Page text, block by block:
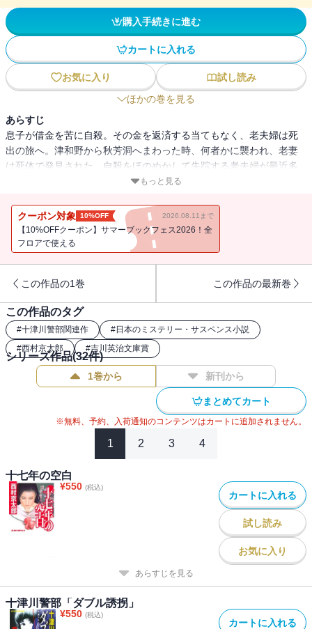
購入手続きに進む
カートに入れる
お気に入り
試し読み
ほかの巻を見る
あらすじ
息子が借金を苦に自殺。その金を返済する当てもなく、老夫婦は死
出の旅へ。津和野から秋芳洞へまわった時、何者かに襲われ、老妻
は死体で発見された。自殺をほのめかして失踪する老夫婦が最近多
いことに不審を覚えていた十津川警部は捜査に乗り出すが、上司の
れてしまう……。
もっと見る
クーポン対象 10%OFF 2026.08.11まで
【10%OFFクーポン】サマーブックフェス2026！全
フロアで使える
この作品の1巻 この作品の最新巻
この作品のタグ
#十津川警部関連作 #日本のミステリー・サスペンス小説
#西村京太郎 #吉川英治文庫賞
シリーズ作品(32件)
1巻から 新刊から
まとめてカート
※無料、予約、入荷通知のコンテンツはカートに追加されません。
1 2 3 4
十七年の空白
¥550 (税込)
カートに入れる
試し読み
お気に入り
あらすじを見る
十津川警部「ダブル誘拐」
¥550 (税込)
カートに入れる